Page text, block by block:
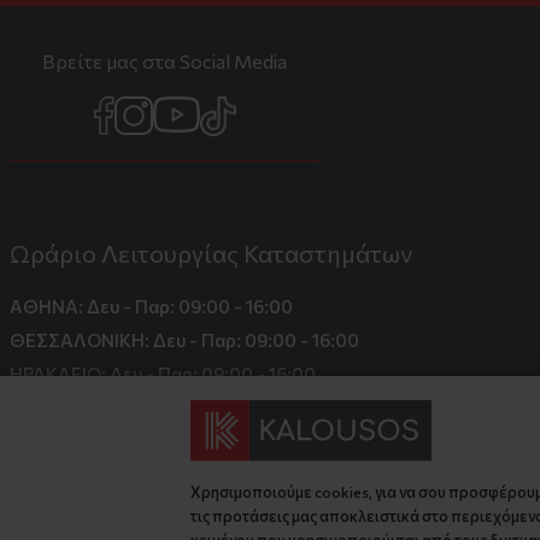
Βρείτε μας στα Social Media
Ωράριο Λειτουργίας Καταστημάτων
ΑΘΗΝΑ: Δευ - Παρ: 09:00 - 16:00
ΘΕΣΣΑΛΟΝΙΚΗ: Δευ - Παρ: 09:00 - 16:00
ΗΡΑΚΛΕΙΟ:Δευ - Παρ: 09:00 - 16:00
Χρησιμοποιούμε cookies, για να σου
τις προτάσεις μας αποκλειστικά στο